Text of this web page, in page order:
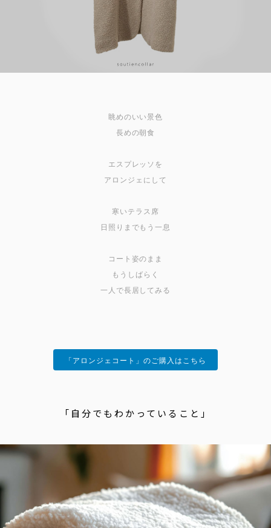
眺めのいい景色
長めの朝食
エスプレッソを
アロンジェにして
寒いテラス席
日照りまでもう一息
コート姿のまま
もうしばらく
一人で長居してみる
「アロンジェコート」のご購入はこちら
「自分でもわかっていること」